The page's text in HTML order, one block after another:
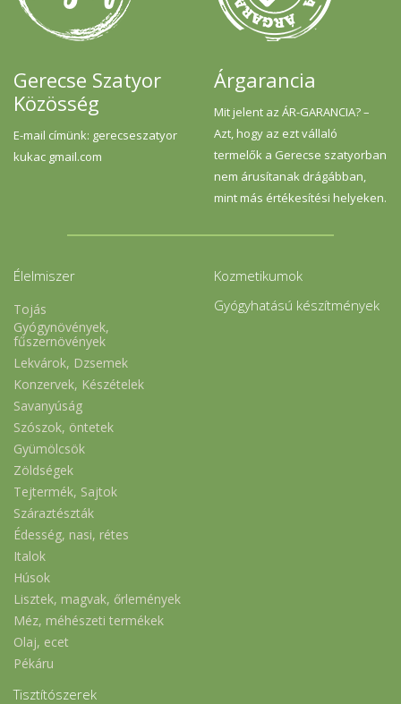
Gerecse Szatyor
Közösség
E-mail címünk: gerecseszatyor
kukac gmail.com
Árgarancia
Mit jelent az ÁR-GARANCIA? –
Azt, hogy az ezt vállaló
termelők a Gerecse szatyorban
nem árusítanak drágábban,
mint más értékesítési helyeken.
Élelmiszer
Tojás
Gyógynövények,
fűszernövények
Lekvárok, Dzsemek
Konzervek, Készételek
Savanyúság
Szószok, öntetek
Gyümölcsök
Zöldségek
Tejtermék, Sajtok
Száraztészták
Édesség, nasi, rétes
Italok
Húsok
Lisztek, magvak, őrlemények
Méz, méhészeti termékek
Olaj, ecet
Pékáru
Tisztítószerek
Kozmetikumok
Gyógyhatású készítmények